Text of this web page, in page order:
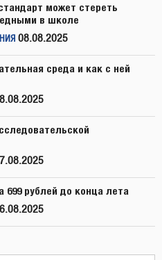
может стереть
в школе
08.08.2025
среда и как с ней
699 рублей до конца лета